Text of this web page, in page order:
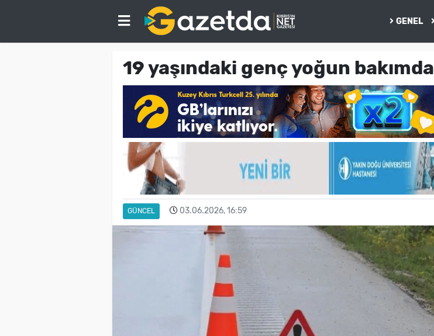
GENEL
19 yaşındaki genç yoğun bakımda
GÜNCEL 03.06.2026, 16:59